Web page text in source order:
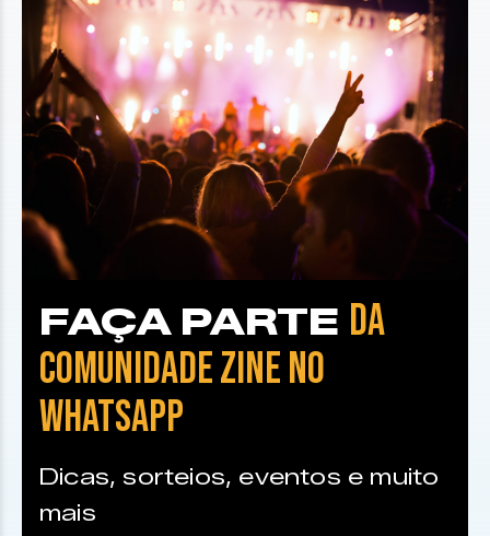
FAÇA PARTE DA
COMUNIDADE ZINE NO
WHATSAPP
Dicas, sorteios, eventos e muito
mais